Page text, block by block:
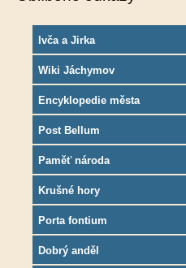
Ivča a Jirka
Wiki Jáchymov
Encyklopedie města
Post Bellum
Paměť národa
Krušné hory
Porta fontium
Dobrý anděl